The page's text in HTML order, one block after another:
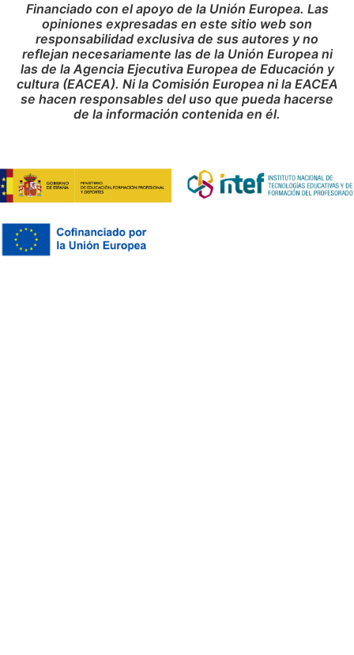
Financiado con el apoyo de la Unión Europea. Las
opiniones expresadas en este sitio web son
responsabilidad exclusiva de sus autores y no
reflejan necesariamente las de la Unión Europea ni
las de la Agencia Ejecutiva Europea de Educación y
cultura (EACEA). Ni la Comisión Europea ni la EACEA
se hacen responsables del uso que pueda hacerse
de la información contenida en él.